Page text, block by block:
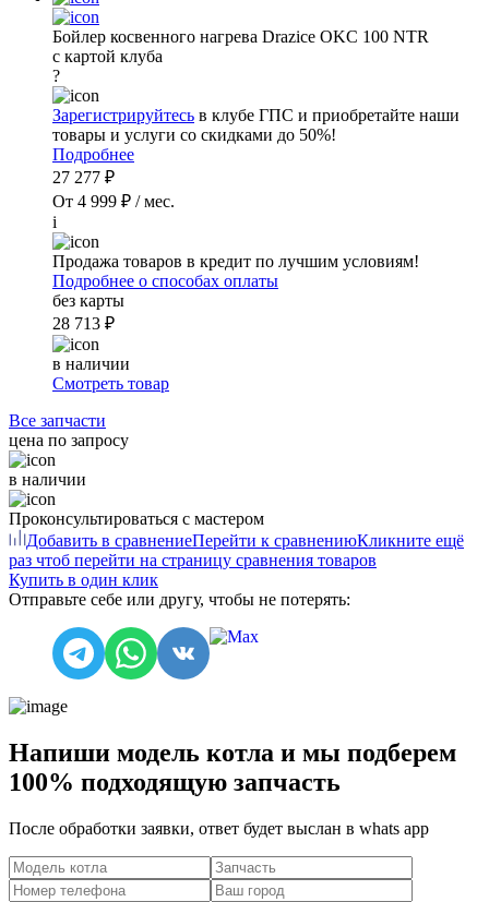
Бойлер косвенного нагрева Drazice OKC 100 NTR
с картой клуба
?
Зарегистрируйтесь в клубе ГПС и приобретайте наши
товары и услуги со скидками до 50%!
Подробнее
27 277 ₽
От 4 999 ₽ / мес.
i
Продажа товаров в кредит по лучшим условиям!
Подробнее о способах оплаты
без карты
28 713 ₽
в наличии
Смотреть товар
Все запчасти
цена по запросу
в наличии
Проконсультироваться с мастером
Добавить в сравнениеПерейти к сравнениюКликните ещё
раз чтоб перейти на страницу сравнения товаров
Купить в один клик
Отправьте себе или другу, чтобы не потерять:
Напиши модель котла и мы подберем
100% подходящую запчасть
После обработки заявки, ответ будет выслан в whats app